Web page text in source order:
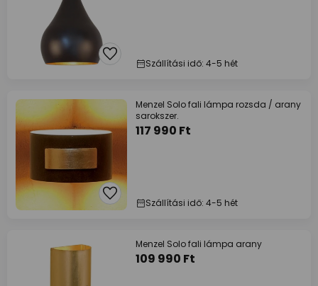
Szállítási idő: 4-5 hét
Menzel Solo fali lámpa rozsda / arany
sarokszer.
117 990 Ft
Szállítási idő: 4-5 hét
Menzel Solo fali lámpa arany
109 990 Ft